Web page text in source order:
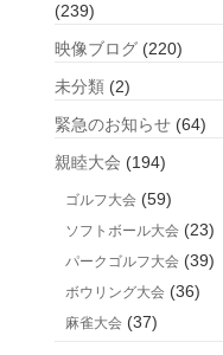
(239)
映像ブログ (220)
未分類 (2)
緊急のお知らせ (64)
親睦大会 (194)
ゴルフ大会 (59)
ソフトボール大会 (23)
パークゴルフ大会 (39)
ボウリング大会 (36)
麻雀大会 (37)